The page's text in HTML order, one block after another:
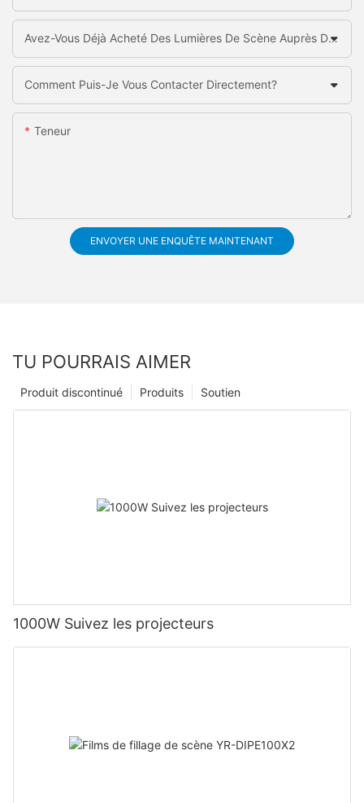
Avez-Vous Déjà Acheté Des Lumières De Scène Auprès De La Chine?
Comment Puis-Je Vous Contacter Directement?
Teneur
ENVOYER UNE ENQUÊTE MAINTENANT
TU POURRAIS AIMER
Soutien
Produits
Produit discontinué
1000W Suivez les projecteurs